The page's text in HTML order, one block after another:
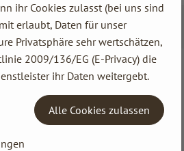
ihr Cookies zulasst (bei uns sind
erlaubt, Daten für unser
Privatsphäre sehr wertschätzen,
2009/136/EG (E-Privacy) die
ihr Daten weitergebt.
Alle Cookies zulassen